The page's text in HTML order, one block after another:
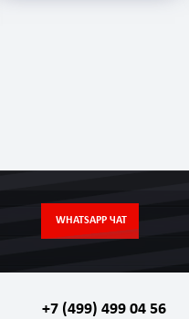
WHATSAPP ЧАТ
+7 (499) 499 04 56